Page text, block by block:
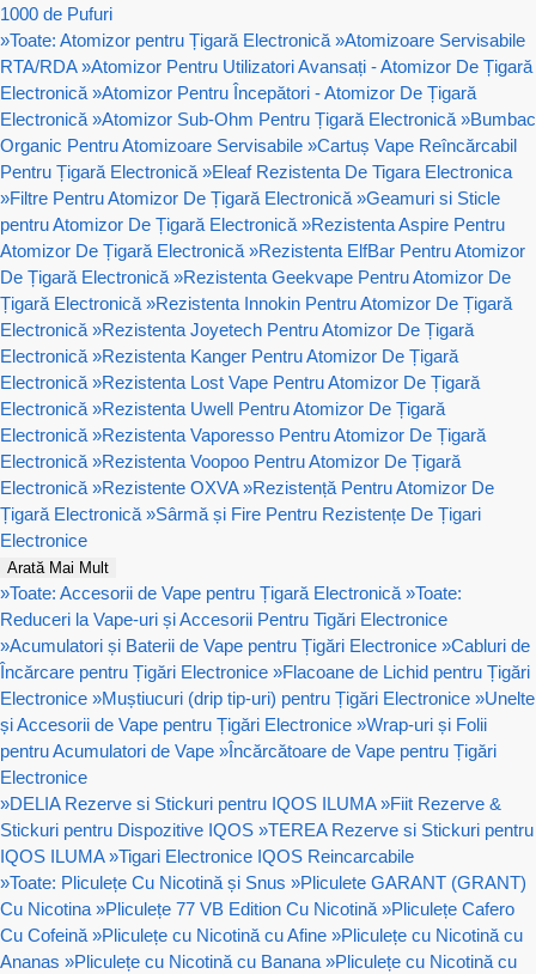
1000 de Pufuri
»Toate: Atomizor pentru Țigară Electronică »Atomizoare Servisabile
RTA/RDA »Atomizor Pentru Utilizatori Avansați - Atomizor De Țigară
Electronică »Atomizor Pentru Începători - Atomizor De Țigară
Electronică »Atomizor Sub-Ohm Pentru Țigară Electronică »Bumbac
Organic Pentru Atomizoare Servisabile »Cartuș Vape Reîncărcabil
Pentru Țigară Electronică »Eleaf Rezistenta De Tigara Electronica
»Filtre Pentru Atomizor De Țigară Electronică »Geamuri si Sticle
pentru Atomizor De Țigară Electronică »Rezistenta Aspire Pentru
Atomizor De Țigară Electronică »Rezistenta ElfBar Pentru Atomizor
De Țigară Electronică »Rezistenta Geekvape Pentru Atomizor De
Țigară Electronică »Rezistenta Innokin Pentru Atomizor De Țigară
Electronică »Rezistenta Joyetech Pentru Atomizor De Țigară
Electronică »Rezistenta Kanger Pentru Atomizor De Țigară
Electronică »Rezistenta Lost Vape Pentru Atomizor De Țigară
Electronică »Rezistenta Uwell Pentru Atomizor De Țigară
Electronică »Rezistenta Vaporesso Pentru Atomizor De Țigară
Electronică »Rezistenta Voopoo Pentru Atomizor De Țigară
Electronică »Rezistente OXVA »Rezistență Pentru Atomizor De
Țigară Electronică »Sârmă și Fire Pentru Rezistențe De Țigari
Electronice
Arată Mai Mult
»Toate: Accesorii de Vape pentru Țigară Electronică »Toate:
Reduceri la Vape-uri și Accesorii Pentru Tigări Electronice
»Acumulatori și Baterii de Vape pentru Țigări Electronice »Cabluri de
Încărcare pentru Țigări Electronice »Flacoane de Lichid pentru Țigări
Electronice »Muștiucuri (drip tip-uri) pentru Țigări Electronice »Unelte
și Accesorii de Vape pentru Țigări Electronice »Wrap-uri și Folii
pentru Acumulatori de Vape »Încărcătoare de Vape pentru Țigări
Electronice
»DELIA Rezerve si Stickuri pentru IQOS ILUMA »Fiit Rezerve &
Stickuri pentru Dispozitive IQOS »TEREA Rezerve si Stickuri pentru
IQOS ILUMA »Tigari Electronice IQOS Reincarcabile
»Toate: Pliculețe Cu Nicotină și Snus »Pliculete GARANT (GRANT)
Cu Nicotina »Pliculețe 77 VB Edition Cu Nicotină »Pliculețe Cafero
Cu Cofeină »Pliculețe cu Nicotină cu Afine »Pliculețe cu Nicotină cu
Ananas »Pliculețe cu Nicotină cu Banana »Pliculețe cu Nicotină cu